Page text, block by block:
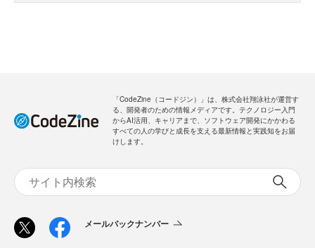
「CodeZine（コードジン）」は、株式会社翔泳社が運営す
る、開発者のための情報メディアです。テクノロジー入門
からAI活用、キャリアまで、ソフトウェア開発にかかわる
すべての人の学びと成長を支える最新情報と実践知をお届
けします。
メールバックナンバー